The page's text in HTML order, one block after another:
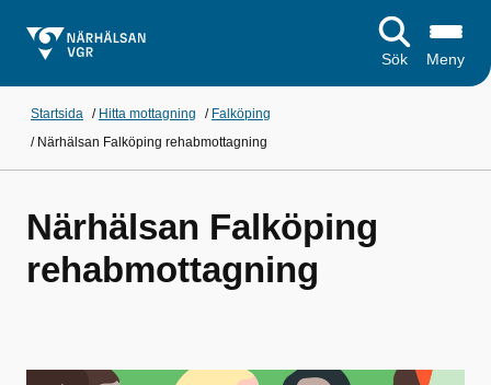
Sök Meny
Startsida / Hitta mottagning / Falköping
/ Närhälsan Falköping rehabmottagning
Närhälsan Falköping
rehabmottagning